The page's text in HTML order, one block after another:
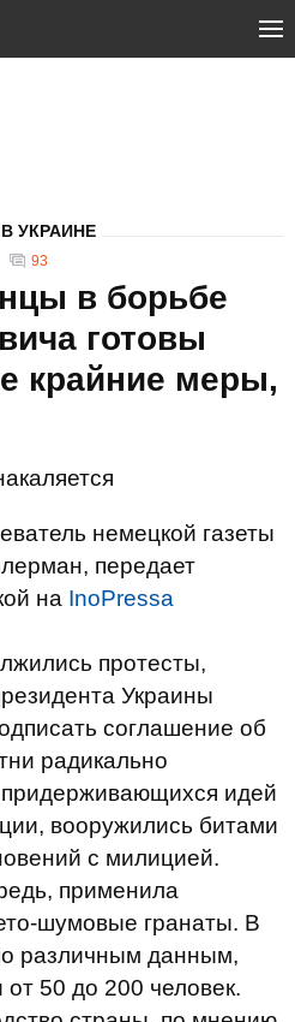
УКРАИНЕ
93
в борьбе
готовы
крайние меры,
немецкой газеты
передает
на InoPressa
протесты,
Украины
соглашение об
радикально
идей
вооружились битами
с милицией.
применила
шумовые гранаты. В
различным данным,
50 до 200 человек.